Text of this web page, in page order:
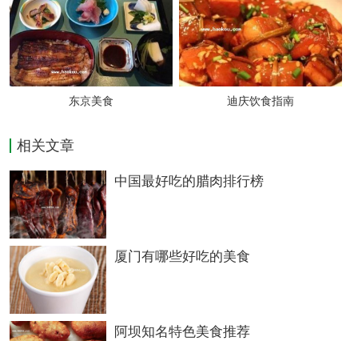
遥牛肉”、“平遥碗脱子”、“曹家熏肘”、“长山
药”、“叫花子鸡”、“水煎包”、“澄沙油糕”、“黄
酒、牛腰腰”和“白酒”等。就以慈禧太后1900
的宴席，就上了三十多道地方名优佳肴，其中
就有平遥牛肉、熏肘和长山药等地方特产。从
面食上讲，可以说“一面做百样吃”，“一面百
味”，“调汤百汤百味”，粗粮细做，细粮精做，
百吃不厌。有蒸、烤、炸、煮等40多种烹调方
法，厨师技艺高超。从菜肴方面看，经挖掘、
东京美食 迪庆饮食指南
相关文章
中国最好吃的腊肉排行榜
厦门有哪些好吃的美食
阿坝知名特色美食推荐